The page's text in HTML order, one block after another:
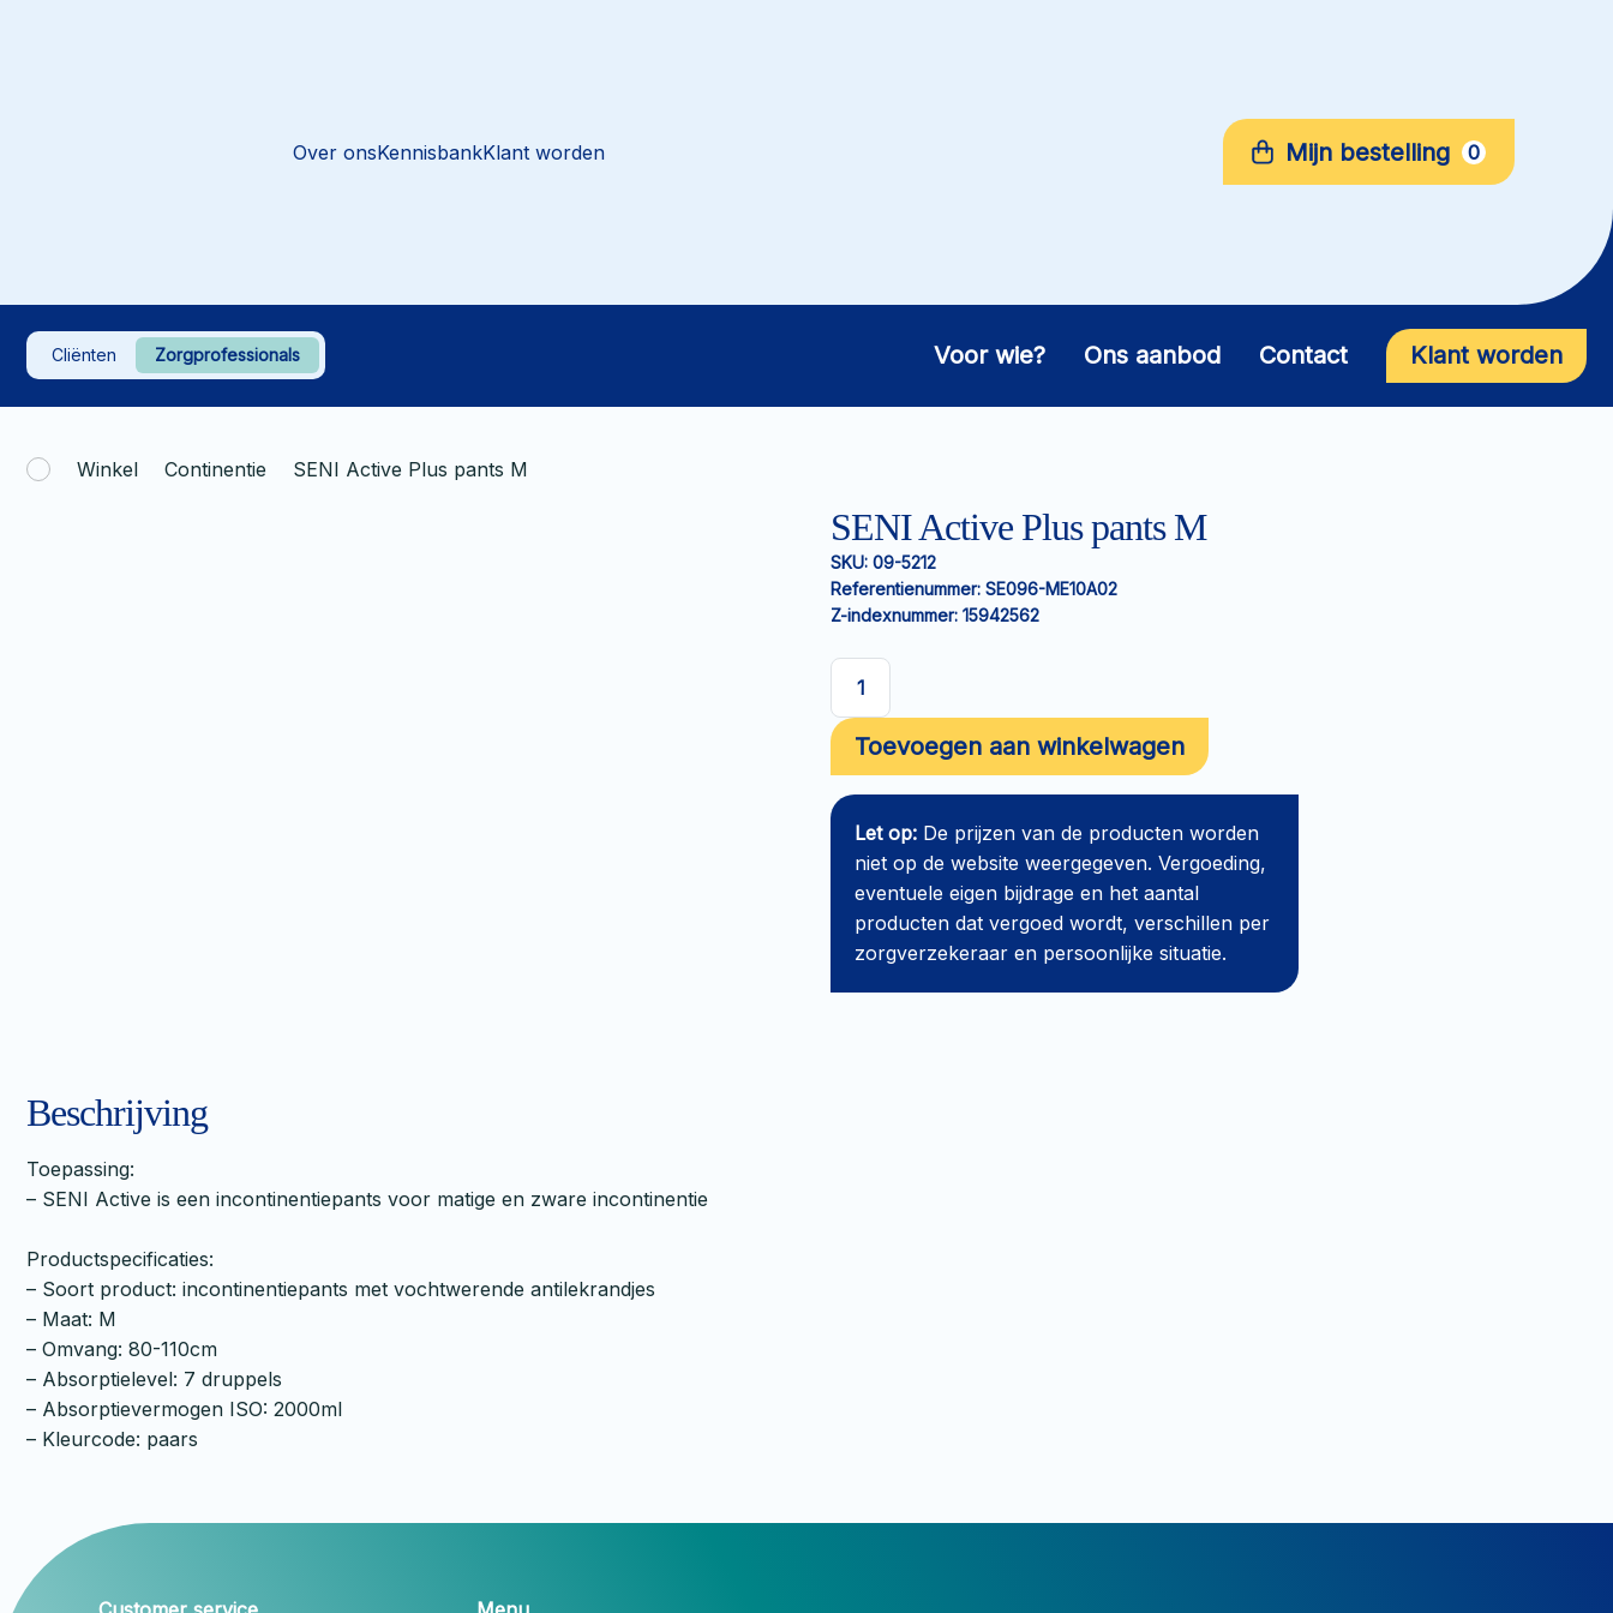
Over onsKennisbankKlant worden Mijn bestelling 0
Cliënten Zorgprofessionals Voor wie? Ons aanbod Contact Klant worden
Winkel Continentie SENI Active Plus pants M
SENI Active Plus pants M
SKU: 09-5212
Referentienummer: SE096-ME10A02
Z-indexnummer: 15942562
SENI
Active
Plus
pants
M
aantal
Toevoegen aan winkelwagen
Let op: De prijzen van de producten worden
niet op de website weergegeven. Vergoeding,
eventuele eigen bijdrage en het aantal
producten dat vergoed wordt, verschillen per
zorgverzekeraar en persoonlijke situatie.
Beschrijving
Toepassing:
– SENI Active is een incontinentiepants voor matige en zware incontinentie
Productspecificaties:
– Soort product: incontinentiepants met vochtwerende antilekrandjes
– Maat: M
– Omvang: 80-110cm
– Absorptielevel: 7 druppels
– Absorptievermogen ISO: 2000ml
– Kleurcode: paars